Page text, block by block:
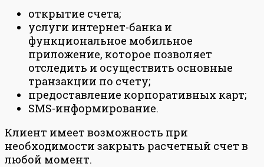
открытие счета;
услуги интернет-банка и
функциональное мобильное
приложение, которое позволяет
отследить и осуществить основные
транзакции по счету;
предоставление корпоративных карт;
SMS-информирование.
Клиент имеет возможность при
необходимости закрыть расчетный счет в
любой момент.